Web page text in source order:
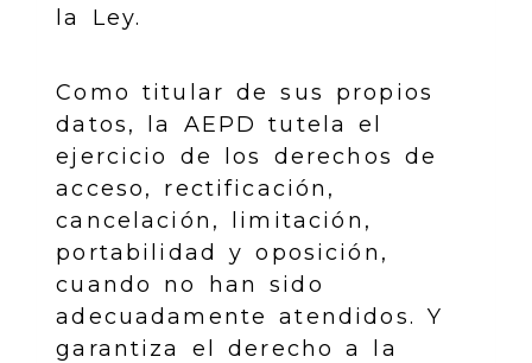
la Ley.
Como titular de sus propios
datos, la AEPD tutela el
ejercicio de los derechos de
acceso, rectificación,
cancelación, limitación,
portabilidad y oposición,
cuando no han sido
adecuadamente atendidos. Y
garantiza el derecho a la